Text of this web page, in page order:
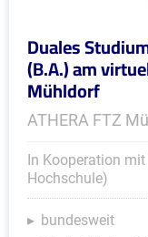
Duales
(B.A.) am
Mühldorf
ATHERA FTZ
In Kooperation
Hochschule)
bundesweit